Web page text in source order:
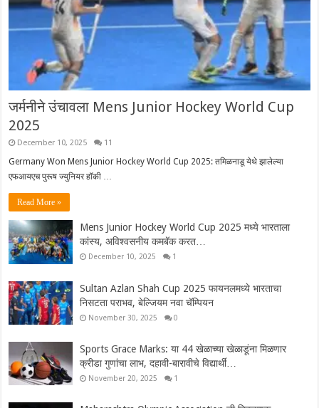
जर्मनीने उंचावला Mens Junior Hockey World Cup
2025
December 10, 2025 11
Germany Won Mens Junior Hockey World Cup 2025: तमिळनाडू येथे झालेल्या
एफआयएच पुरूष ज्युनियर हॉकी …
Read More »
Mens Junior Hockey World Cup 2025 मध्ये भारताला
कांस्य, अविश्वसनीय कमबॅक करत…
December 10, 2025 1
Sultan Azlan Shah Cup 2025 फायनलमध्ये भारताचा
निसटता पराभव, बेल्जियम नवा चॅम्पियन
November 30, 2025 0
Sports Grace Marks: या 44 खेळाच्या खेळाडूंना मिळणार
क्रीडा गुणांचा लाभ, दहावी-बारावीचे विद्यार्थी…
November 20, 2025 1